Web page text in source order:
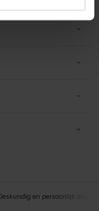
en persoonlijk advies